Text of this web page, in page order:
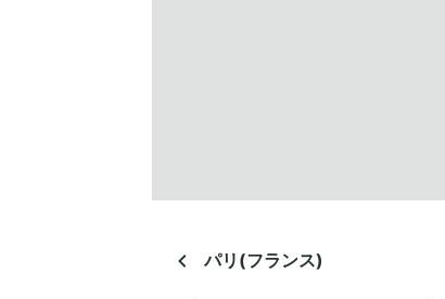
パリ(フランス)